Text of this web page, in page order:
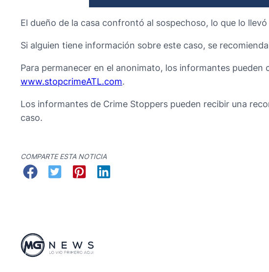
El dueño de la casa confrontó al sospechoso, lo que lo
Si alguien tiene información sobre este caso, se
Para permanecer en el anonimato, los informantes
www.stopcrimeATL.com.
Los informantes de Crime Stoppers pueden recibir una
caso.
COMPARTE ESTA NOTICIA